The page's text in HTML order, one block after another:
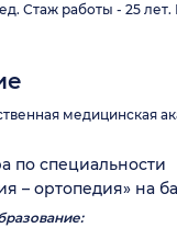
Стаж работы - 25
медицинская
по специальности
– ортопедия» на